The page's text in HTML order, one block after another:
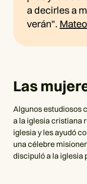
a decirles a
verán".
Las
Algunos estudiosos
a la iglesia cristiana
iglesia y les ayudó
una célebre
discipuló a la iglesia